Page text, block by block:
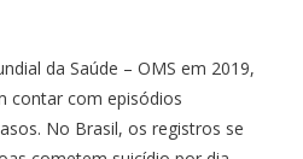
da Saúde – OMS em 2019,
contar com episódios
No Brasil, os registros se